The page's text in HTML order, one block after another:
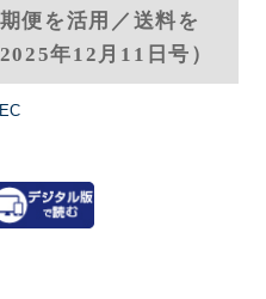
便を活用／送料を
年12月11日号）
EC